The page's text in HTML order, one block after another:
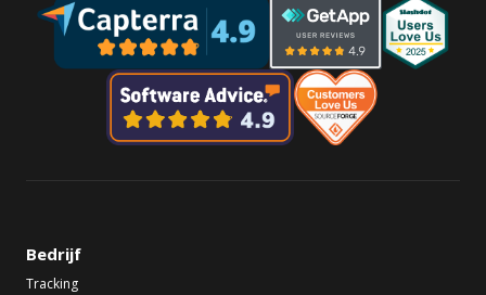
Bedrijf
Tracking